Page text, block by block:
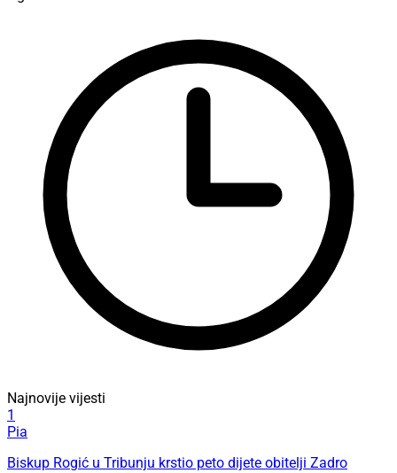
Najnovije vijesti
1
Pia
Biskup Rogić u Tribunju krstio peto dijete obitelji Zadro